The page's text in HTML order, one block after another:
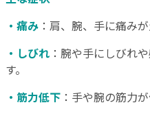
・痛み ：肩、腕、手に痛み
・しびれ ：腕や手にしびれ
す。
・筋力低下 ：手や腕の筋力